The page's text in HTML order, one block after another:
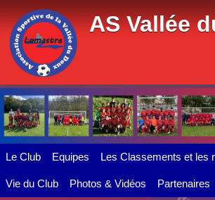
AS Vallée
Le Club Equipes Les Classements et les
Vie du Club Photos & Vidéos Partenaires
Panneau de gestion des cookies